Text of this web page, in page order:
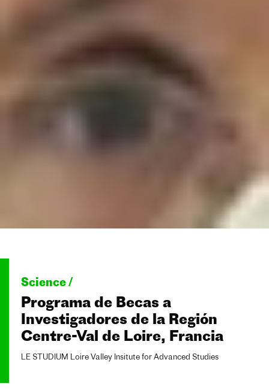
Science /
Programa de Becas a
Investigadores de la Región
Centre-Val de Loire, Francia
LE STUDIUM Loire Valley Insitute for Advanced Studies